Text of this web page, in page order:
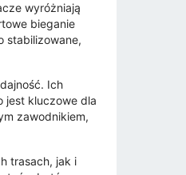
wyróżniają
bieganie
stabilizowane,
Ich
jest kluczowe dla
zawodnikiem,
trasach, jak i